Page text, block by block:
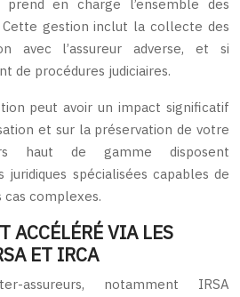
prend en charge l’ensemble des
Cette gestion inclut la collecte des
avec l’assureur adverse, et si
de procédures judiciaires.
peut avoir un impact significatif
et sur la préservation de votre
haut de gamme disposent
juridiques spécialisées capables de
complexes.
ACCÉLÉRÉ VIA LES
ET IRCA
assureurs, notamment IRSA